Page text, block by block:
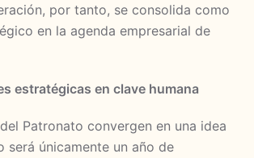
por tanto, se consolida como
en la agenda empresarial de
estratégicas en clave humana
Patronato convergen en una idea
será únicamente un año de